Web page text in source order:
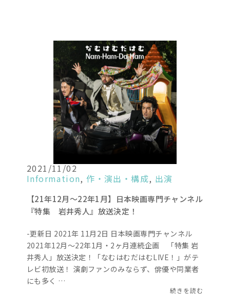
2021/11/02
Information,作・演出・構成, 出演
【21年12月～22年1月】日本映画専門チャンネル
『特集 岩井秀人』放送決定！
-更新日 2021年 11月2日 日本映画専門チャンネル
2021年12月～22年1月・2ヶ月連続企画 「特集 岩
井秀人」放送決定！「なむはむだはむLIVE！」がテ
レビ初放送！ 演劇ファンのみならず、俳優や同業者
にも多く …
続きを読む